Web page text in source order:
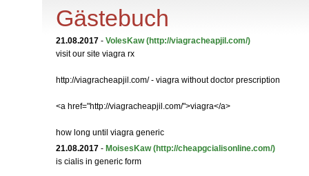
Gästebuch
21.08.2017 - VolesKaw (http://viagracheapjil.com/)
visit our site viagra rx
http://viagracheapjil.com/ - viagra without doctor prescription
<a href="http://viagracheapjil.com/">viagra</a>
how long until viagra generic
21.08.2017 - MoisesKaw (http://cheapgcialisonline.com/)
is cialis in generic form